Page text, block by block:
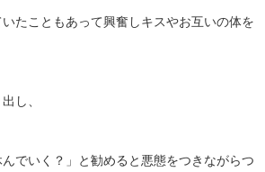
たこともあって興奮しキスやお互いの体を
し、
でいく？」と勧めると悪態をつきながらつ